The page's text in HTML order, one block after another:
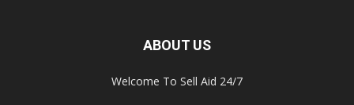
ABOUT US
Welcome To Sell Aid 24/7